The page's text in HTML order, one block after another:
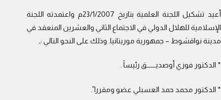
أعيد تشكيل اللجنة العلمية بتاريخ 23/1/2007م واعتمدته اللجنة
الإسلامية للهلال الدولي في الاجتماع الثاني والعشرين المنعقد في
مدينة نواقشوط – جمهورية موريتانيا. وذلك على النحو التالي :ـ
* الدكتور فوزي أوصديــــــق رئيساً .
* الدكتور محمد حمد العسبلي عضو ومقررا ً.